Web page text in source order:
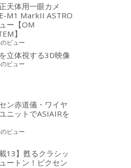
正天体用一眼カメ
M1 MarkII ASTRO
ー【OM
】
ビュー
立体視する3D映像
ビュー
ン赤道儀・ワイヤ
ニットでASIAIRを
ビュー
載13】甦るクラシッ
ートン！ビクセン